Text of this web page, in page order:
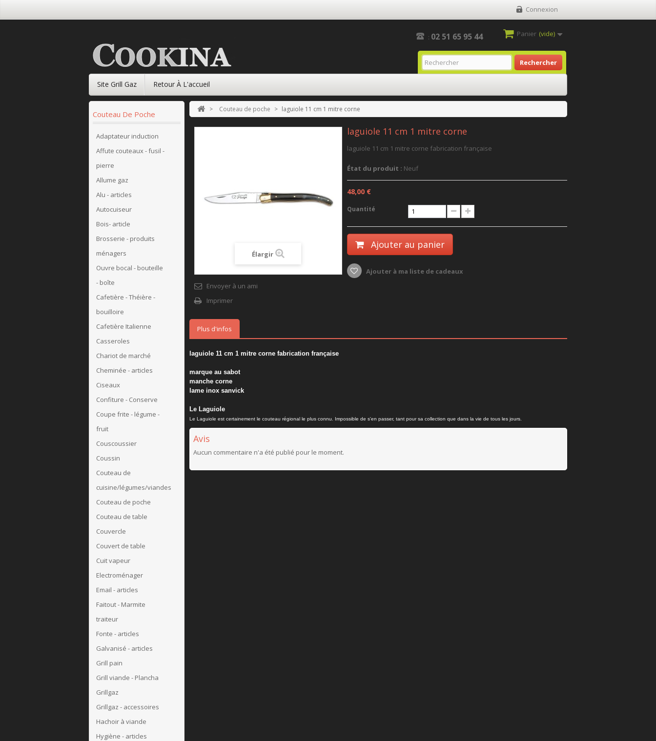
Connexion
: 02 51 65 95 44
Rechercher
Panier (vide)
Site Grill Gaz Retour À L'accueil
Couteau De Poche
Adaptateur induction
Affute couteaux - fusil -
pierre
Allume gaz
Alu - articles
Autocuiseur
Bois- article
Brosserie - produits
ménagers
Ouvre bocal - bouteille
- boîte
Cafetière - Théière -
bouilloire
Cafetière Italienne
Casseroles
Chariot de marché
Cheminée - articles
Ciseaux
Confiture - Conserve
Coupe frite - légume -
fruit
Couscoussier
Coussin
Couteau de
cuisine/légumes/viandes
Couteau de poche
Couteau de table
Couvercle
Couvert de table
Cuit vapeur
Electroménager
Email - articles
Faitout - Marmite
traiteur
Fonte - articles
Galvanisé - articles
Grill pain
Grill viande - Plancha
Grillgaz
Grillgaz - accessoires
Hachoir à viande
Hygiène - articles
> Couteau de poche > laguiole 11 cm 1 mitre corne
Élargir
Envoyer à un ami
Imprimer
laguiole 11 cm 1 mitre corne
laguiole 11 cm 1 mitre corne fabrication française
État du produit : Neuf
48,00 €
Quantité
Ajouter au panier
Ajouter à ma liste de cadeaux
Plus d'infos
laguiole 11 cm 1 mitre corne fabrication française
marque au sabot
manche corne
lame inox sanvick
Le Laguiole
Le Laguiole est certainement le couteau régional le plus connu. Impossible de s'en passer, tant pour sa collection que dans la vie de tous les jours.
Avis
Aucun commentaire n'a été publié pour le moment.